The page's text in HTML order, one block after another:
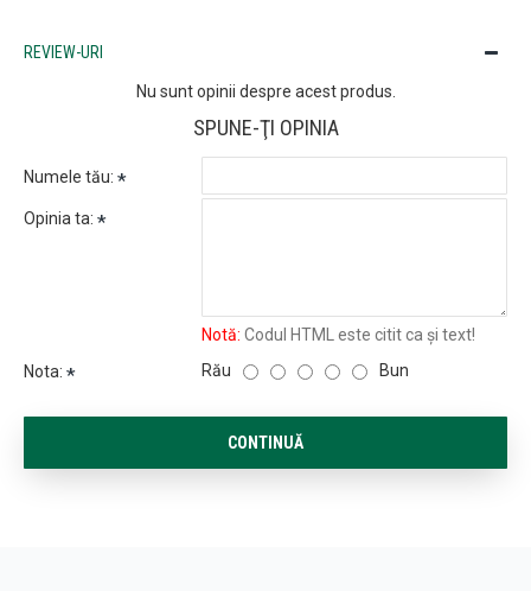
REVIEW-URI
Nu sunt opinii despre acest produs.
SPUNE-ŢI OPINIA
Numele tău:
Opinia ta:
Notă: Codul HTML este citit ca şi text!
Nota:
Rău Bun
CONTINUĂ